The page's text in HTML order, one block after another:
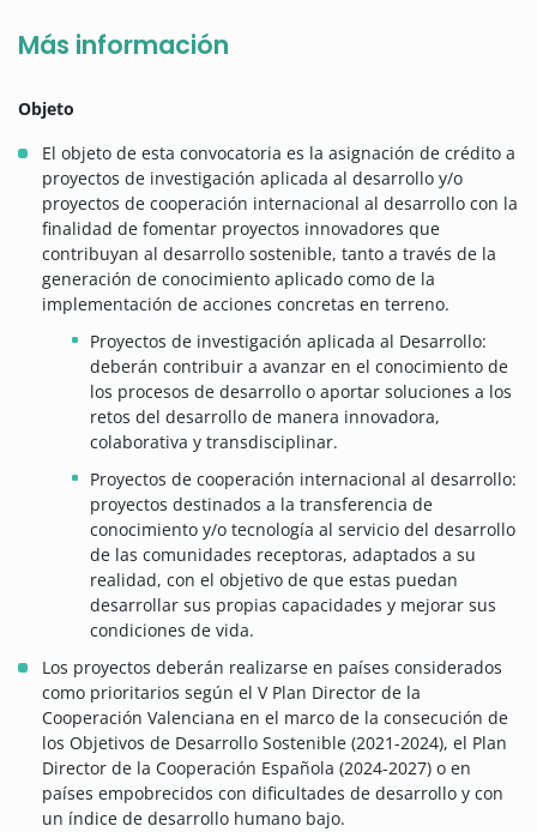
Más información
Objeto
El objeto de esta convocatoria es la asignación de crédito a
proyectos de investigación aplicada al desarrollo y/o
proyectos de cooperación internacional al desarrollo con la
finalidad de fomentar proyectos innovadores que
contribuyan al desarrollo sostenible, tanto a través de la
generación de conocimiento aplicado como de la
implementación de acciones concretas en terreno.
Proyectos de investigación aplicada al Desarrollo:
deberán contribuir a avanzar en el conocimiento de
los procesos de desarrollo o aportar soluciones a los
retos del desarrollo de manera innovadora,
colaborativa y transdisciplinar.
Proyectos de cooperación internacional al desarrollo:
proyectos destinados a la transferencia de
conocimiento y/o tecnología al servicio del desarrollo
de las comunidades receptoras, adaptados a su
realidad, con el objetivo de que estas puedan
desarrollar sus propias capacidades y mejorar sus
condiciones de vida.
Los proyectos deberán realizarse en países considerados
como prioritarios según el V Plan Director de la
Cooperación Valenciana en el marco de la consecución de
los Objetivos de Desarrollo Sostenible (2021-2024), el Plan
Director de la Cooperación Española (2024-2027) o en
países empobrecidos con dificultades de desarrollo y con
un índice de desarrollo humano bajo.